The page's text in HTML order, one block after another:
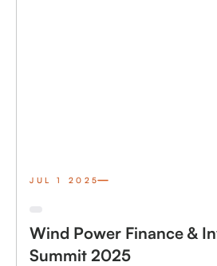
JUL 1 2025
Wind Power Finance &
Summit 2025